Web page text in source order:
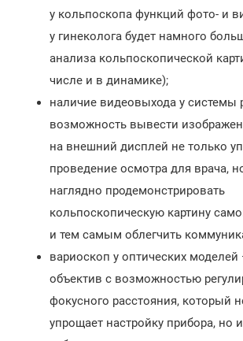
у кольпоскопа функций фото- и
у гинеколога будет намного
анализа кольпоскопической
числе и в динамике);
наличие видеовыхода у системы
возможность вывести
на внешний дисплей не только
проведение осмотра для врача,
наглядно продемонстрировать
кольпоскопическую картину
и тем самым облегчить
вариоскоп у оптических
объектив с возможностью
фокусного расстояния, который
упрощает настройку прибора, но